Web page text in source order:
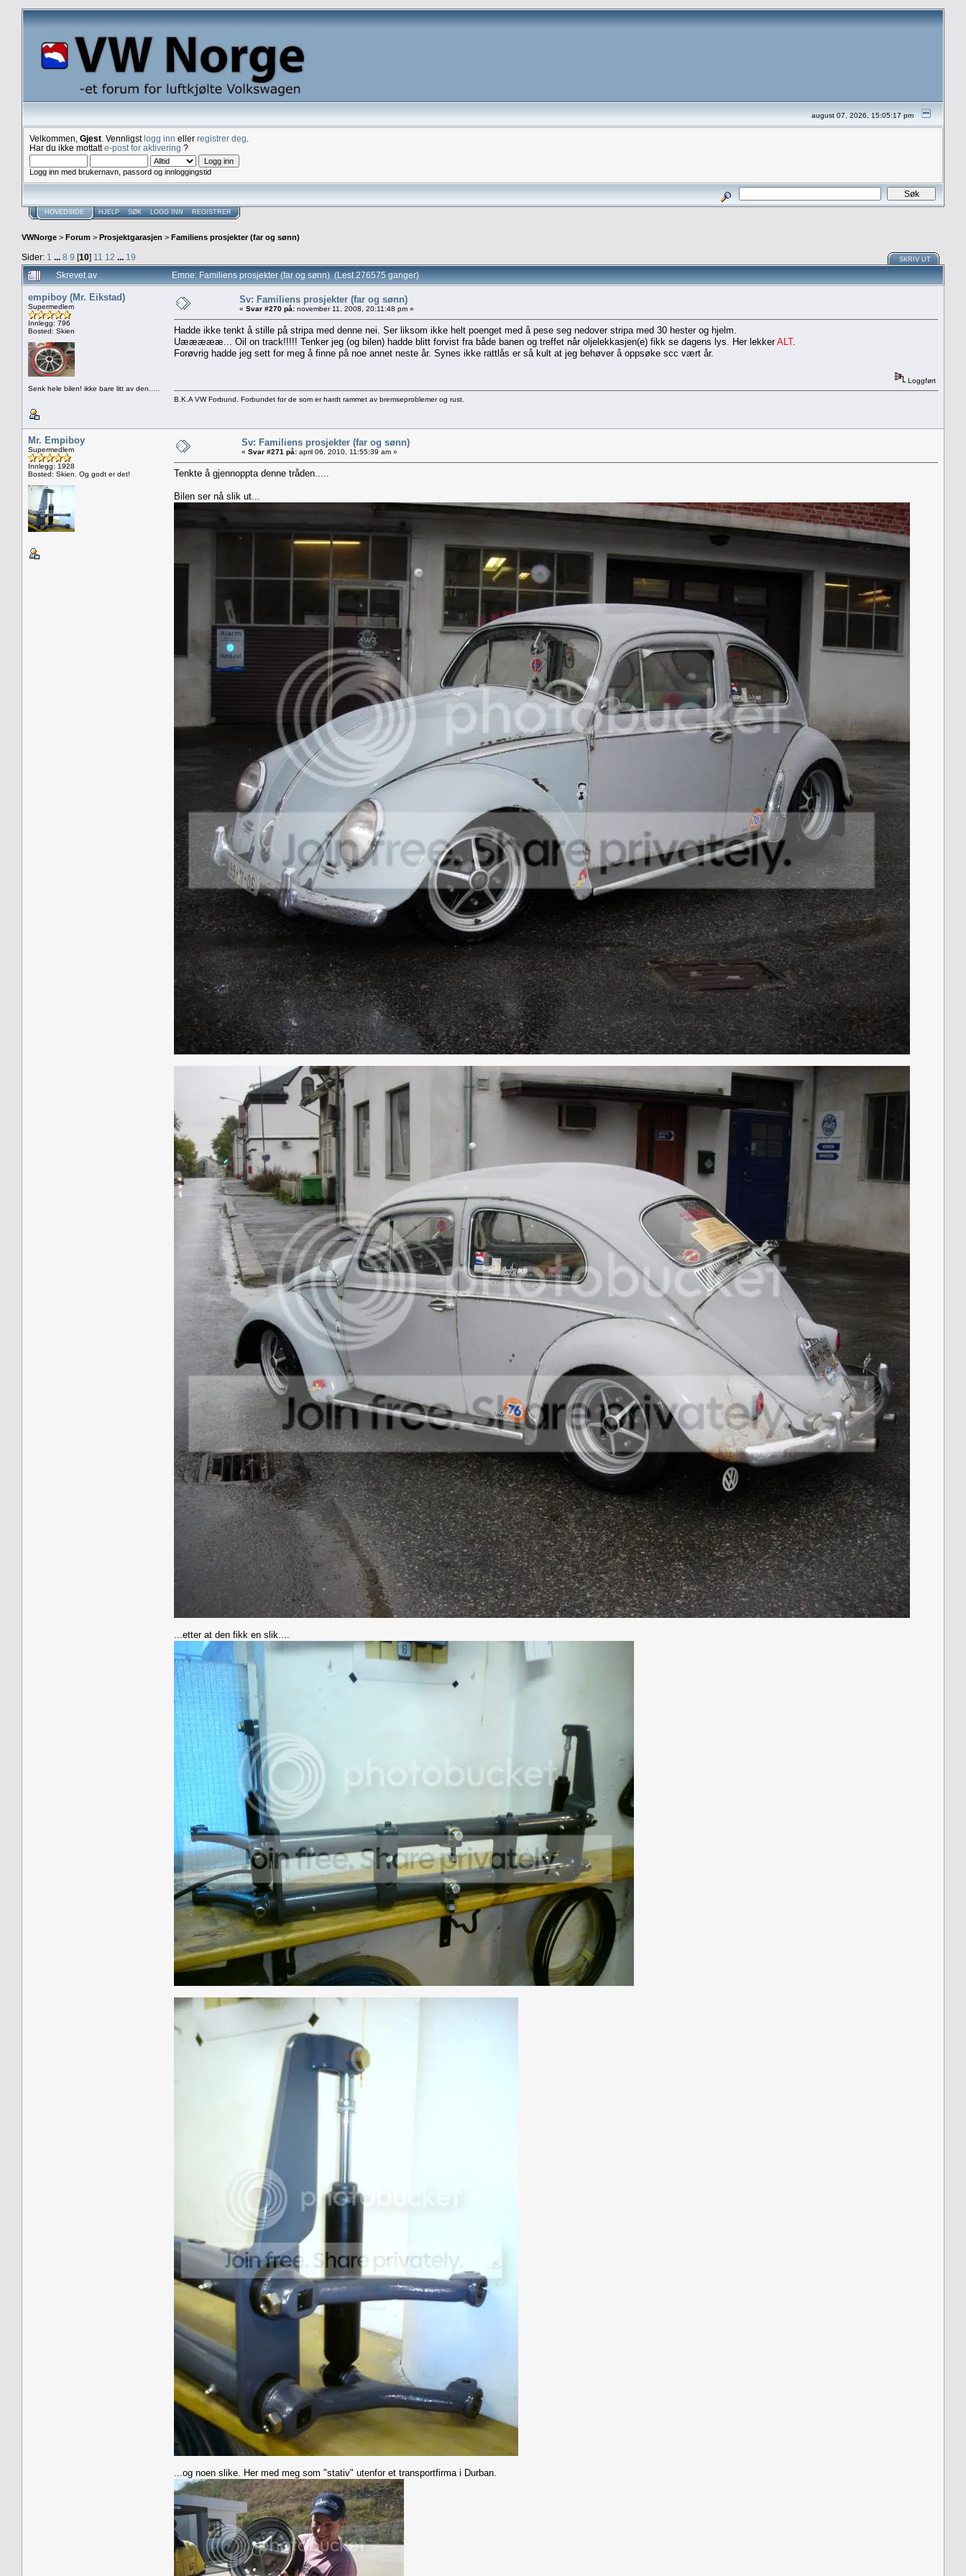
august 07, 2026, 15:05:17 pm
Velkommen, Gjest . Vennligstlogg inn eller registrer deg
Har du ikke mottatte-post for aktivering ?
Logg inn med brukernavn, passord og innloggingstid
HOVEDSIDE HJELP SØK LOGG INN REGISTRER
VWNorge > Forum > Prosjektgarasjen > Familiens prosjekter (far og sønn)
Sider: 1 ... 8 9 [10] 11 12 ... 19 SKRIV UT
Skrevet av Emne: Familiens prosjekter (far og sønn) (Lest 276575 ganger)
empiboy (Mr. Eikstad)
Supermedlem
Innlegg: 796
Bosted: Skien
Senk hele bilen! ikke bare litt av den.....
Sv: Familiens prosjekter (far og sønn)
« Svar #270 på: november 11, 2008, 20:11:48 pm »
Hadde ikke tenkt å stille på stripa med denne nei. Ser liksom ikke helt poenget med å pese seg nedover stripa med 30 hester og hjelm.
Uæææææ... Oil on track!!!!! Tenker jeg (og bilen) hadde blitt forvist fra både banen og treffet når oljelekkasjen(e) fikk se dagens lys. Her lekkerALT.
Forøvrig hadde jeg sett for meg å finne på noe annet neste år. Synes ikke rattlås er så kult at jeg behøver å oppsøke scc vært år.
Loggført
B.K.A VW Forbund. Forbundet for de som er hardt rammet av bremseproblemer og rust.
Mr. Empiboy
Supermedlem
Innlegg: 1928
Bosted: Skien. Og godt er det!
Sv: Familiens prosjekter (far og sønn)
« Svar #271 på: april 06, 2010, 11:55:39 am »
Tenkte å gjennoppta denne tråden.....
Bilen ser nå slik ut...
...etter at den fikk en slik....
...og noen slike. Her med meg som "stativ" utenfor et transportfirma i Durban.